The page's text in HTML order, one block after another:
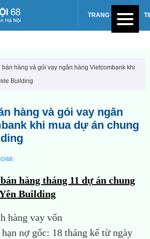
TRANG CHỦ
bán hàng và gói vay ngân hàng Vietcombank khi
Building
hàng và gói vay ngân
khi mua dự án chung
hàng tháng 11 dự án chung
Building
hàng vay vốn
nợ gốc: 18 tháng kể từ ngày